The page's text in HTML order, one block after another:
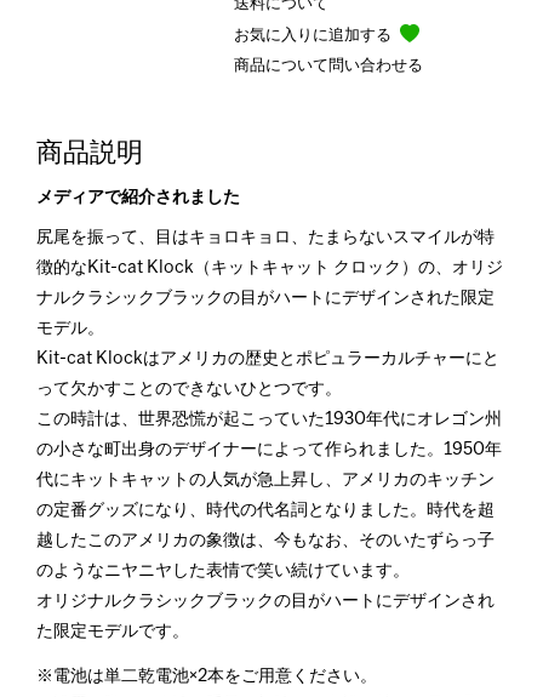
送料について
お気に入りに追加する
商品について問い合わせる
商品説明
メディアで紹介されました
尻尾を振って、目はキョロキョロ、たまらないスマイルが特
徴的なKit-cat Klock（キットキャット クロック）の、オリジ
ナルクラシックブラックの目がハートにデザインされた限定
モデル。
Kit-cat Klockはアメリカの歴史とポピュラーカルチャーにと
って欠かすことのできないひとつです。
この時計は、世界恐慌が起こっていた1930年代にオレゴン州
の小さな町出身のデザイナーによって作られました。1950年
代にキットキャットの人気が急上昇し、アメリカのキッチン
の定番グッズになり、時代の代名詞となりました。時代を超
越したこのアメリカの象徴は、今もなお、そのいたずらっ子
のようなニヤニヤした表情で笑い続けています。
オリジナルクラシックブラックの目がハートにデザインされ
た限定モデルです。
※電池は単二乾電池×2本をご用意ください。